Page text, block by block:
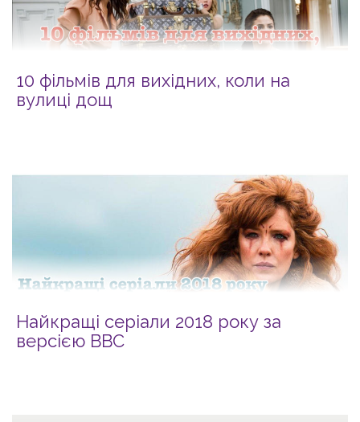
10 фільмів для вихідних, коли на
вулиці дощ
Найкращі серіали 2018 року за
версією ВВС